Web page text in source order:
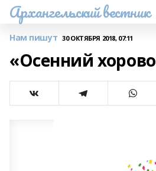
Архангельский вестник
Нам пишут 30 ОКТЯБРЯ 2018, 07:11
«Осенний